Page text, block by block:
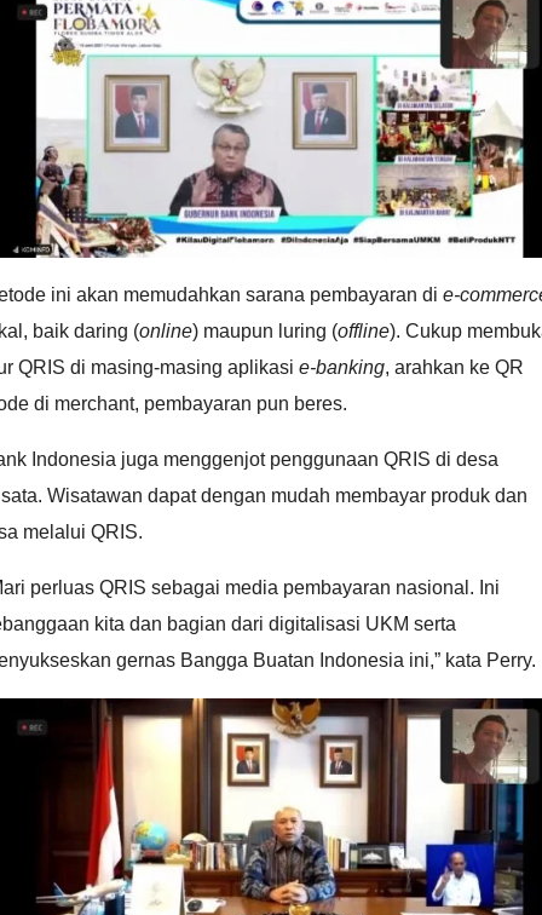
ini akan memudahkan sarana pembayaran di e-
baik daring (online) maupun luring (offline). Cukup
QRIS di masing-masing aplikasi e-banking, arahkan ke QR
di merchant, pembayaran pun beres.
Indonesia juga menggenjot penggunaan QRIS di desa
Wisatawan dapat dengan mudah membayar produk dan
melalui QRIS.
perluas QRIS sebagai media pembayaran nasional. Ini
kita dan bagian dari digitalisasi UKM serta
gernas Bangga Buatan Indonesia ini,” kata Perry.